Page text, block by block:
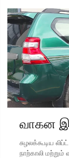
வாகன
சுழலக்கூடிய
நாற்காலி